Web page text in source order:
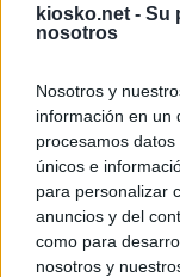
kiosko.net - Su
nosotros
Nosotros y
información en un
procesamos
únicos e
para personalizar
anuncios y del
como para
nosotros y